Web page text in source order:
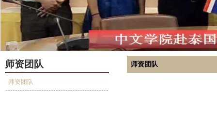
师资团队
师资团队
师资团队